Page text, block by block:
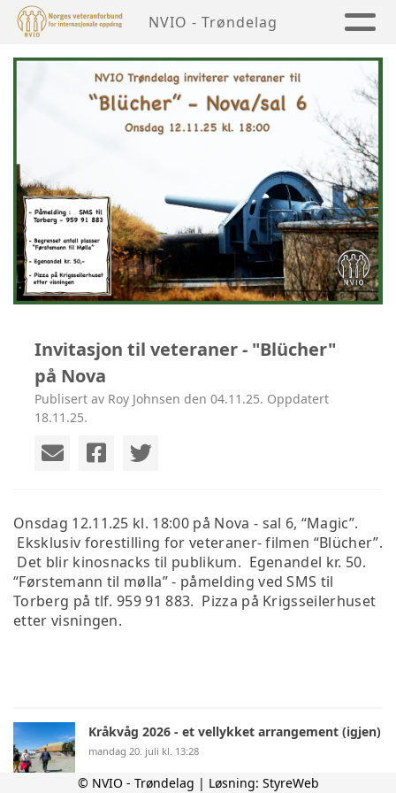
NVIO - Trøndelag
Invitasjon til veteraner - "Blücher"
på Nova
Publisert av Roy Johnsen den 04.11.25. Oppdatert
18.11.25.
Onsdag 12.11.25 kl. 18:00 på Nova - sal 6, “Magic”.
Eksklusiv forestilling for veteraner- filmen “Blücher”.
Det blir kinosnacks til publikum. Egenandel kr. 50.
“Førstemann til mølla” - påmelding ved SMS til
Torberg på tlf. 959 91 883. Pizza på Krigsseilerhuset
etter visningen.
Kråkvåg 2026 - et vellykket arrangement (igjen)
mandag 20. juli kl. 13:28
© NVIO - Trøndelag | Løsning: StyreWeb